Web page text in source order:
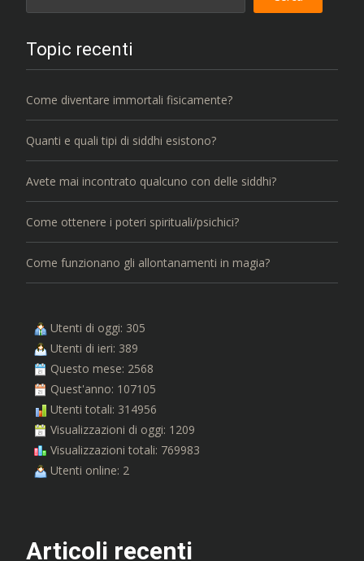
Topic recenti
Come diventare immortali fisicamente?
Quanti e quali tipi di siddhi esistono?
Avete mai incontrato qualcuno con delle siddhi?
Come ottenere i poteri spirituali/psichici?
Come funzionano gli allontanamenti in magia?
Utenti di oggi: 305
Utenti di ieri: 389
Questo mese: 2568
Quest'anno: 107105
Utenti totali: 314956
Visualizzazioni di oggi: 1209
Visualizzazioni totali: 769983
Utenti online: 2
Articoli recenti